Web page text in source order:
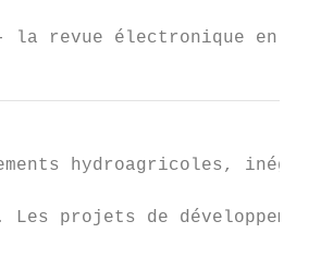
la revue électronique en
hydroagricoles,
Les projets de